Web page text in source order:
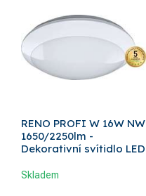
RENO PROFI W 16W NW
1650/2250lm -
Dekorativní svítidlo LED
Skladem